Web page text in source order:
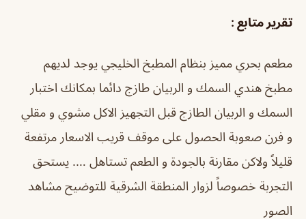
تقرير متابع :
مطعم بحري مميز بنظام المطبخ الخليجي يوجد لديهم
مطبخ هندي السمك و الربيان طازج دائما بمكانك اختبار
السمك و الربيان الطازج قبل التجهيز الاكل مشوي و مقلي
و فرن صعوبة الحصول على موقف قريب الاسعار مرتفعة
قليلاً ولاكن مقارنة بالجودة و الطعم تستاهل …. يستحق
التجربة خصوصاً لزوار المنطقة الشرقية للتوضيح مشاهد
الصور